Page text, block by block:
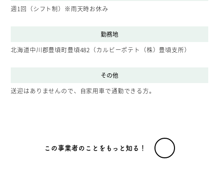
週1回（シフト制）※雨天時お休み
勤務地
北海道中川郡豊頃町豊頃482（カルビーポテト（株）豊頃支所）
その他
送迎はありませんので、自家用車で通勤できる方。
この事業者のことをもっと知る！